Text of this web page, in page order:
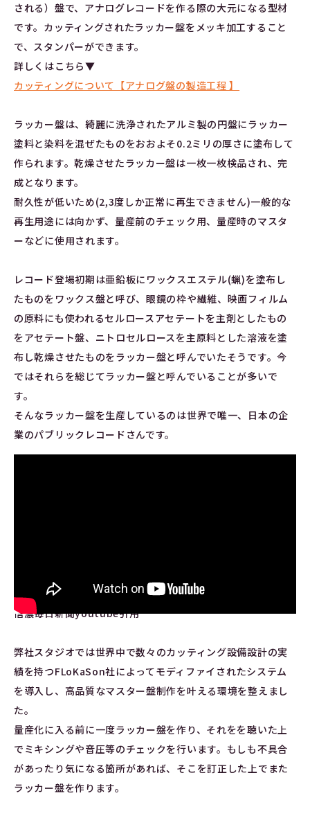
される）盤で、アナログレコードを作る際の大元になる型材
です。カッティングされたラッカー盤をメッキ加工すること
で、スタンパーができます。
詳しくはこちら▼
カッティングについて【アナログ盤の製造工程 】
ラッカー盤は、綺麗に洗浄されたアルミ製の円盤にラッカー
塗料と染料を混ぜたものをおおよそ0.2ミリの厚さに塗布して
作られます。乾燥させたラッカー盤は一枚一枚検品され、完
成となります。
耐久性が低いため(2,3度しか正常に再生できません)一般的な
再生用途には向かず、量産前のチェック用、量産時のマスタ
ーなどに使用されます。
レコード登場初期は亜鉛板にワックスエステル(蝋)を塗布し
たものをワックス盤と呼び、眼鏡の枠や繊維、映画フィルム
の原料にも使われるセルロースアセテートを主剤としたもの
をアセテート盤、ニトロセルロースを主原料とした溶液を塗
布し乾燥させたものをラッカー盤と呼んでいたそうです。今
ではそれらを総じてラッカー盤と呼んでいることが多いで
す。
そんなラッカー盤を生産しているのは世界で唯一、日本の企
業のパブリックレコードさんです。
信濃毎日新聞youtube引用
弊社スタジオでは世界中で数々のカッティング設備設計の実
績を持つFLoKaSon社によってモディファイされたシステム
を導入し、高品質なマスター盤制作を叶える環境を整えまし
た。
量産化に入る前に一度ラッカー盤を作り、それをを聴いた上
でミキシングや音圧等のチェックを行います。もしも不具合
があったり気になる箇所があれば、そこを訂正した上でまた
ラッカー盤を作ります。